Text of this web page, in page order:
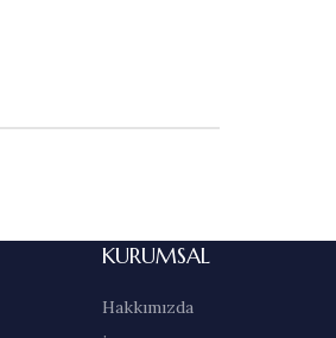
KURUMSAL
Hakkımızda